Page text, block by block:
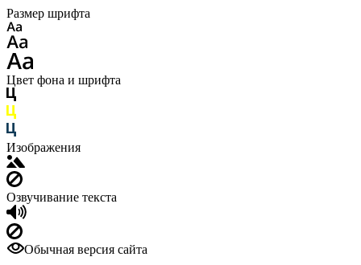
Размер шрифта
Цвет фона и шрифта
Изображения
Озвучивание текста
Обычная версия сайта